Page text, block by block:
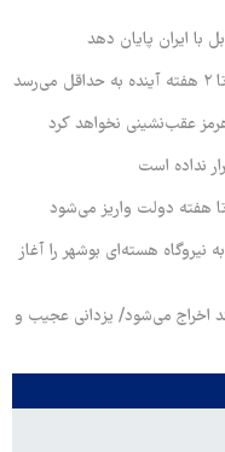
با ایران پایان دهد
عقب‌نشینی نخواهد کرد
نداده است
هفته دولت واریز می‌شود
هسته‌ای بوشهر را آغاز
اخراج می‌شود/ یزدانی عجیب و